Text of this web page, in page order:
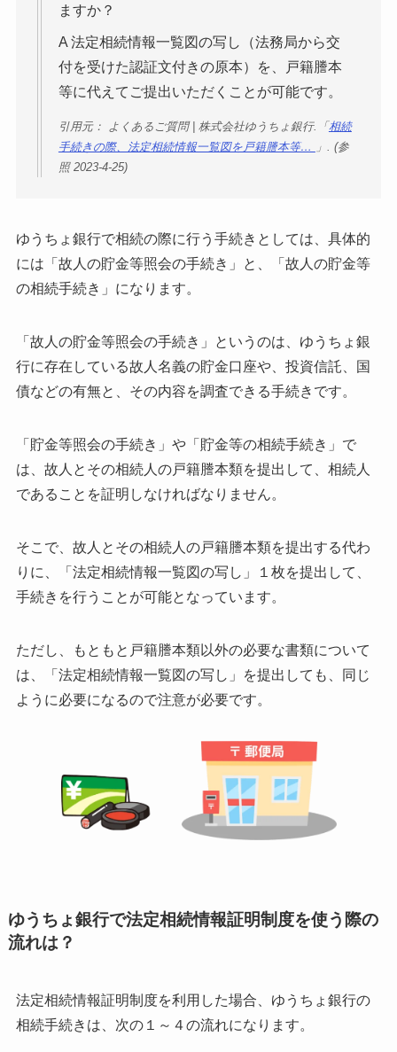
ますか？
A 法定相続情報一覧図の写し（法務局から交
付を受けた認証文付きの原本）を、戸籍謄本
等に代えてご提出いただくことが可能です。
引用元： よくあるご質問 | 株式会社ゆうちょ銀行.「相続
手続きの際、法定相続情報一覧図を戸籍謄本等…
」. (参
照 2023-4-25)
ゆうちょ銀行で相続の際に行う手続きとしては、 具体的
には「故人の貯金等照会の手続き」と、
「故人の貯金等
の相続手続き」になります。
「故人の貯金等照会の手続き」というのは、 ゆうちょ銀
行に存在している故人名義の貯金口座や、 投資信託、国
債などの有無と、その内容を調査できる手続きです。
「貯金等照会の手続き」や「貯金等の相続手続き」で
は、 故人とその相続人の戸籍謄本類を提出して、 相続人
であることを証明しなければなりません。
そこで、故人とその相続人の戸籍謄本類を提出する代わ
りに、
「法定相続情報一覧図の写し」１枚を提出して、
手続きを行うことが可能となっています。
ただし、もともと戸籍謄本類以外の必要な書類について
は、
「法定相続情報一覧図の写し」を提出しても、
同じ
ように必要になるので注意が必要です。
ゆうちょ銀行で法定相続情報証明制度を使う際の
流れは？
法定相続情報証明制度を利用した場合、 ゆうちょ銀行の
相続手続きは、次の１～４の流れになります。